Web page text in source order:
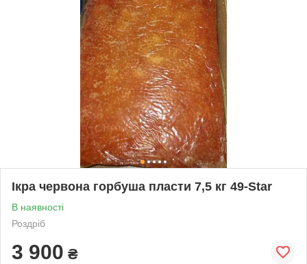
Ікра червона горбуша пласти 7,5 кг 49-Star
В наявності
Роздріб
3 900 ₴